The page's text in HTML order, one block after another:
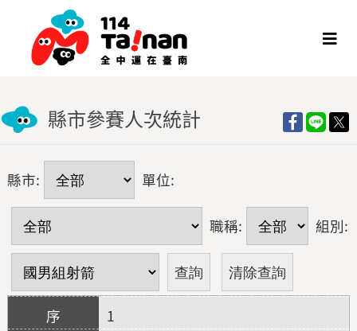
縣市參賽人次統計
縣市: 單位:
職稱: 組別:
1